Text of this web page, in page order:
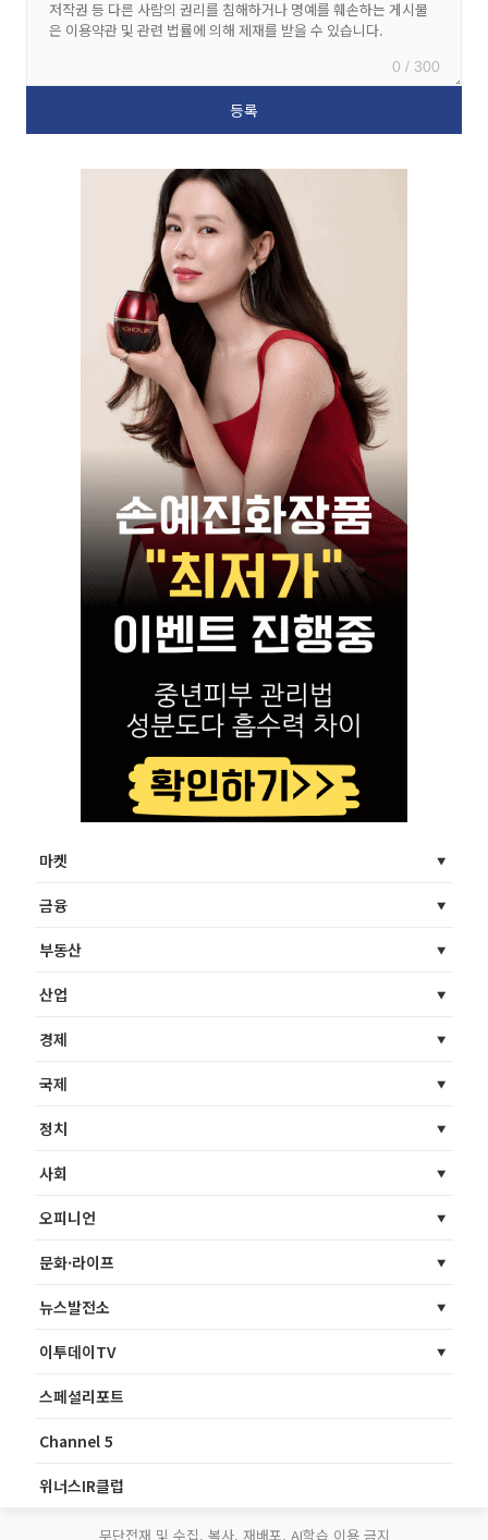
0 / 300
마켓
금융
부동산
산업
경제
국제
정치
사회
오피니언
문화·라이프
뉴스발전소
이투데이TV
스페셜리포트
Channel 5
위너스IR클럽
무단전재 및 수집, 복사, 재배포, AI학습 이용 금지